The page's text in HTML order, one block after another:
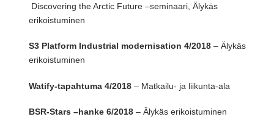
Discovering the Arctic Future –seminaari, Älykäs
erikoistuminen
S3 Platform Industrial modernisation 4/2018– Älykäs
erikoistuminen
Watify-tapahtuma 4/2018– Matkailu- ja liikunta-ala
BSR-Stars –hanke 6/2018– Älykäs erikoistuminen